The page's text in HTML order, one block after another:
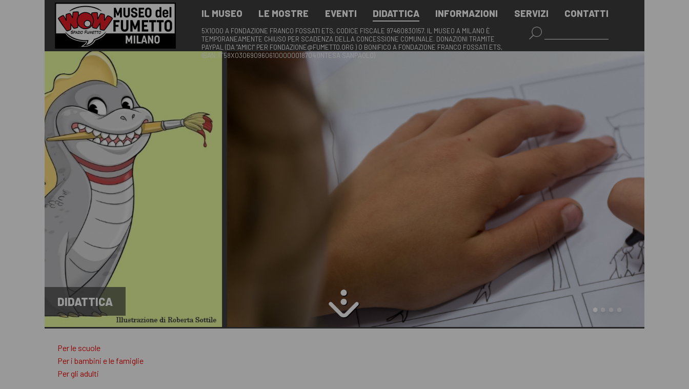
IL MUSEO LE MOSTRE EVENTI DIDATTICA INFORMAZIONI SERVIZI CONTATTI
5X1000 A FONDAZIONE FRANCO FOSSATI ETS, CODICE FISCALE 97460830157. IL MUSEO A MILANO È
TEMPORANEAMENTE CHIUSO PER SCADENZA DELLA CONCESSIONE COMUNALE. DONAZIONI TRAMITE
PAYPAL (DA "AMICI" PER FONDAZIONE@FUMETTO.ORG ) O BONIFICO A FONDAZIONE FRANCO FOSSATI ETS,
IBAN: IT58X0306909606100000018704 (INTESA SANPAOLO)
DIDATTICA
Per le scuole
Per i bambini e le famiglie
Per gli adulti